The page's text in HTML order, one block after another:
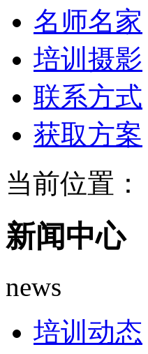
名师名家
培训摄影
联系方式
获取方案
当前位置：
新闻中心
news
培训动态